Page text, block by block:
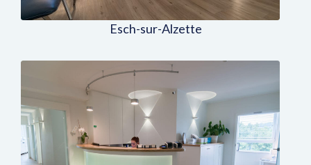
Esch-sur-Alzette
Centre Médico-Dentaire à Pétange